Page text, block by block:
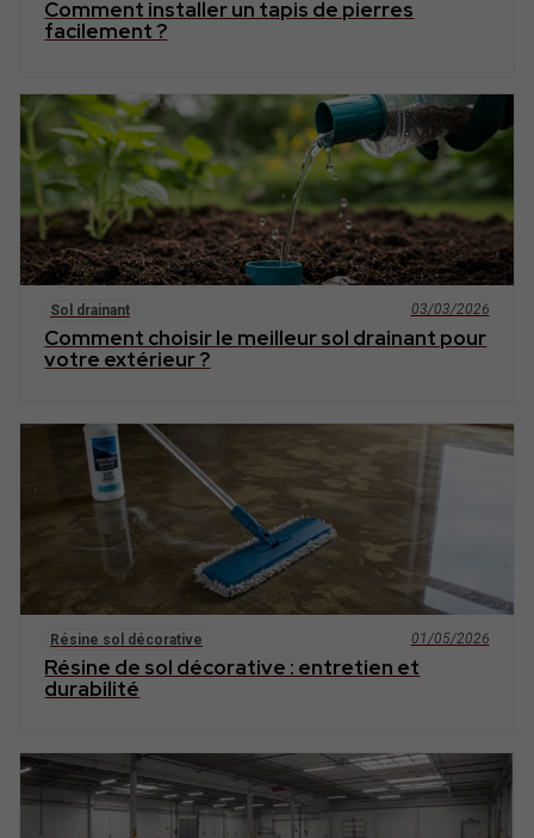
Comment installer un tapis de pierres
facilement ?
Sol drainant 03/03/2026
Comment choisir le meilleur sol drainant pour
votre extérieur ?
Résine sol décorative 01/05/2026
Résine de sol décorative : entretien et
durabilité